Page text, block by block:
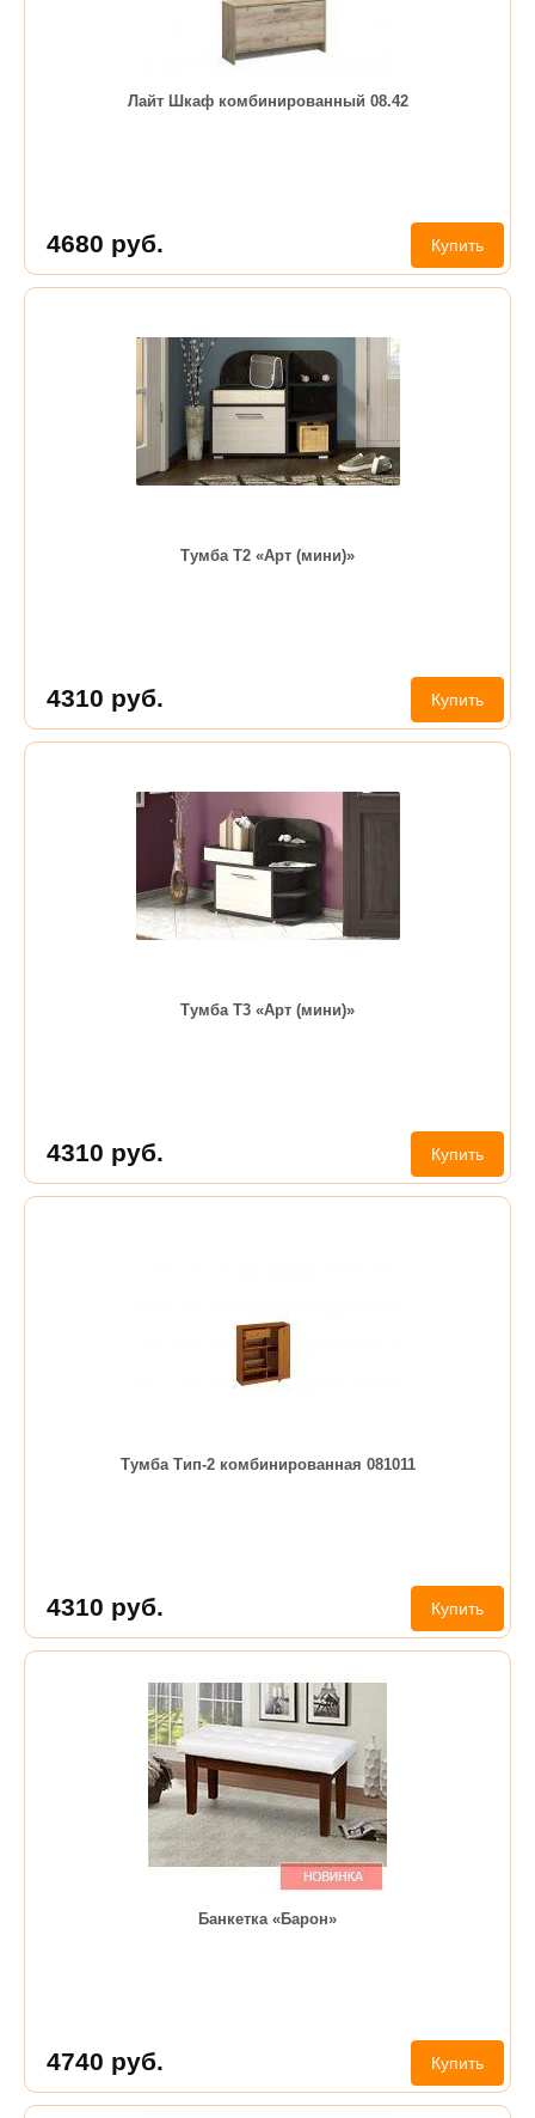
Лайт Шкаф комбинированный 08.42
4680 руб. Купить
Тумба Т2 «Арт (мини)»
4310 руб. Купить
Тумба Т3 «Арт (мини)»
4310 руб. Купить
Тумба Тип-2 комбинированная 081011
4310 руб. Купить
Банкетка «Барон»
4740 руб. Купить